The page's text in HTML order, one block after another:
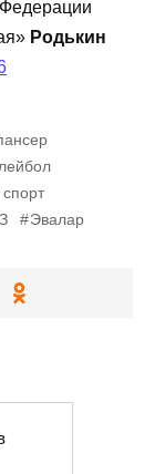
Родькин
Эвалар